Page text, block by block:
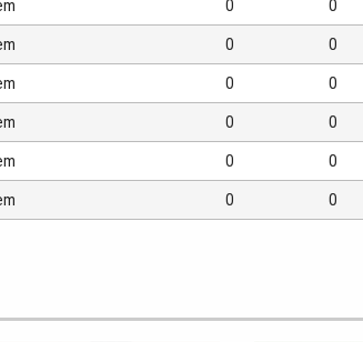
0 0
0 0
0 0
0 0
0 0
0 0